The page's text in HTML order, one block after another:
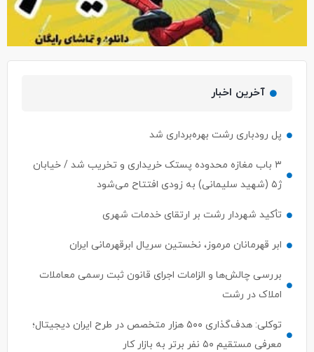
آخرین اخبار
پل رودباری رشت بهره‌برداری شد
۳ باب مغازه محدوده پستک خریداری و تخریب شد / خیابان
ژ۵ (شهید سلیمانی) به زودی افتتاح می‌شود
تأکید شهردار رشت بر ارتقای خدمات شهری
ابر قهرمانان مرموز، نخستین سریال ابرقهرمانی ایران
بررسی چالش‌ها و الزامات اجرای قانون ثبت رسمی معاملات
املاک در رشت
توکلی: هدف‌گذاری ۵۰۰ هزار متخصص در طرح ایران دیجیتال؛
معرفی مستقیم ۵۰ نفر برتر به بازار کار